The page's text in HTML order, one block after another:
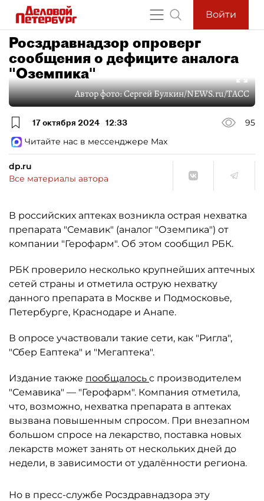
Войти
Росздравнадзор опроверг
сообщения о дефиците аналога
"Оземпика"
Автор фото:Сергей Булкин/NEWS.ru/TACC
17 октября 2024 12:33
95
Читайте нас в мессенджере Max
dp.ru
Все материалы автора
В российских аптеках возникла острая нехватка
препарата "Семавик" (аналог "Оземпика") от
компании "Герофарм". Об этом сообщил РБК.
РБК проверило несколько крупнейших аптечных
сетей страны и отметила острую нехватку
данного препарата в Москве и Подмосковье,
Петербурге, Краснодаре и Анапе.
В опросе участвовали такие сети, как "Ригла",
"Сбер Еаптека" и "Мегаптека".
Издание также пообщалось с производителем
"Семавика" — "Герофарм". Компания отметила,
что, возможно, нехватка препарата в аптеках
вызвана повышенным спросом. При внезапном
большом спросе на лекарство, поставка новых
лекарств может занять от нескольких дней до
недели, в зависимости от удалённости региона.
Но в пресс-службе Росздравнадзора эту